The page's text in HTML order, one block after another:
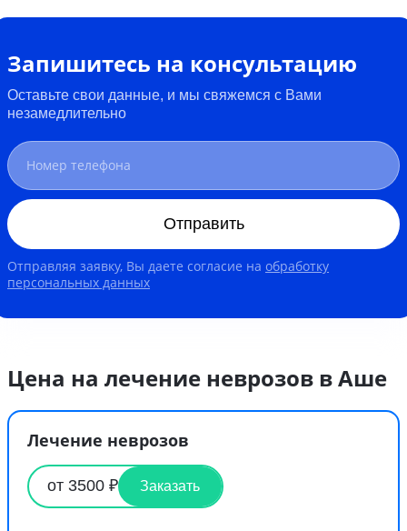
Запишитесь на консультацию
Оставьте свои данные, и мы свяжемся с Вами
незамедлительно
Отправить
Отправляя заявку, Вы даете согласие на обработку
персональных данных
Цена на лечение неврозов в Аше
Лечение неврозов
от 3500 ₽ Заказать